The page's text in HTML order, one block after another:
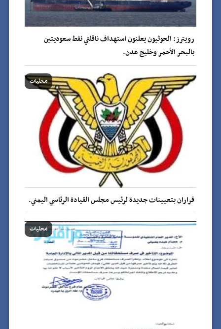
رويترز: الحوثيون يعلنون استهداف ناقلتي نفط سعوديتين
بالبحر الأحمر وخليج عدن.
محليات
قراران بتعيينات جديدة لرئيس مجلس القيادة الرئاسي اليمني.
محليات